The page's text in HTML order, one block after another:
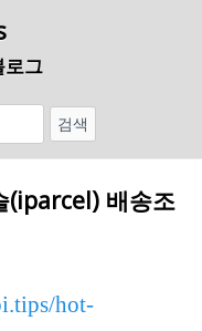
로그
(iparcel) 배송조
hot-